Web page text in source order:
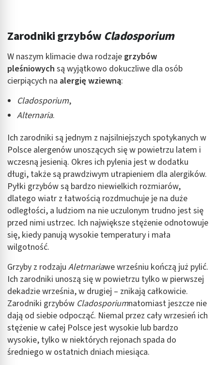
Zarodniki grzybów Cladosporium
W naszym klimacie dwa rodzaje grzybów
pleśniowych są wyjątkowo dokuczliwe dla osób
cierpiących na alergię wziewną:
Cladosporium,
Alternaria.
Ich zarodniki są jednym z najsilniejszych spotykanych w
Polsce alergenów unoszących się w powietrzu latem i
wczesną jesienią. Okres ich pylenia jest w dodatku
długi, także są prawdziwym utrapieniem dla alergików.
Pyłki grzybów są bardzo niewielkich rozmiarów,
dlatego wiatr z łatwością rozdmuchuje je na duże
odległości, a ludziom na nie uczulonym trudno jest się
przed nimi ustrzec. Ich największe stężenie odnotowuje
się, kiedy panują wysokie temperatury i mała
wilgotność.
Grzyby z rodzaju Aletrnariawe wrześniu kończą już pylić.
Ich zarodniki unoszą się w powietrzu tylko w pierwszej
dekadzie września, w drugiej – znikają całkowicie.
Zarodniki grzybów Cladosporiumnatomiast jeszcze nie
dają od siebie odpocząć. Niemal przez cały wrzesień ich
stężenie w całej Polsce jest wysokie lub bardzo
wysokie, tylko w niektórych rejonach spada do
średniego w ostatnich dniach miesiąca.